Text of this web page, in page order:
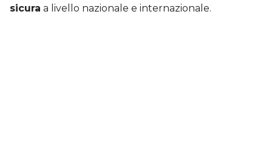
sicura a livello nazionale e internazionale.